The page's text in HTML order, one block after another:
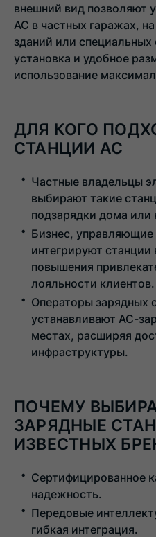
внешний вид позволяют
AC в частных гаражах,
зданий или
установка и удобное
использование
ДЛЯ КОГО
СТАНЦИИ AC
Частные владельцы
выбирают такие
подзарядки дома или
Бизнес,
интегрируют
повышения
лояльности клиентов.
Операторы зарядных
устанавливают AC-
местах, расширяя
инфраструктуры.
ПОЧЕМУ
ЗАРЯДНЫЕ
ИЗВЕСТНЫХ
Сертифицированное
надежность.
Передовые
гибкая интеграция.